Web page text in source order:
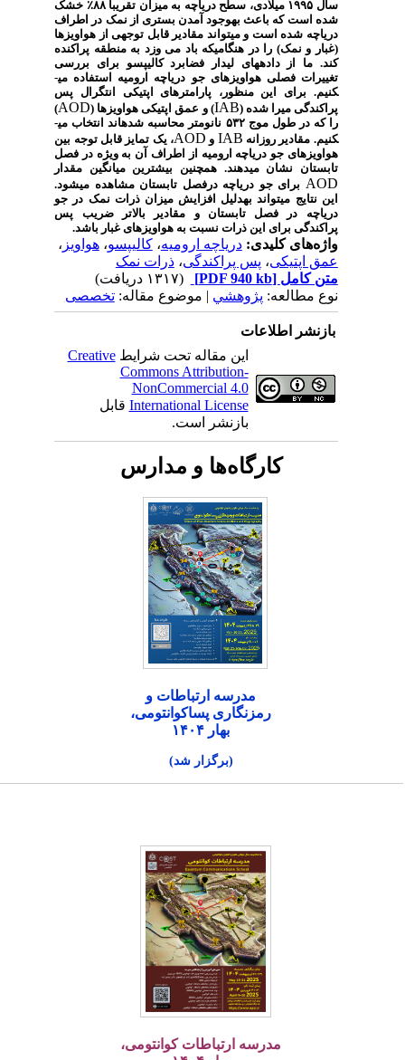
سال ۱۹۹۵ میلادی، سطح دریاچه به میزان تقریبا ۸۸٪ خشک
شده است که باعث به­وجود آمدن بستری از نمک در اطراف
دریاچه شده است و می­تواند مقادیر قابل توجهی از هواویزها
(غبار و نمک) را در هنگامی­که باد می­ وزد به منطقه پراکنده
کند. ما از داده­های لیدار فضابرد کالیپسو برای بررسی
تغییرات فصلی هواویزهای جو دریاچه ارومیه استفاده می­
کنیم. برای این منظور، پارامترهای اپتیکی انتگرال پس
پراکندگی میرا شده (IAB) و عمق اپتیکی هواویزها (AOD
)
را که در طول موج ۵۳۲ نانومتر محاسبه شده­اند انتخاب می­
کنیم. مقادیر روزانهIABو AOD،یک تمایز قابل توجه بین
هواویزهای جو دریاچه ارومیه از اطراف آن به ­ویژه در فصل
تابستان نشان می­دهند. همچنین بیشترین میانگین مقدار
AODبرای جو دریاچه درفصل تابستان مشاهده می­شود.
این نتایج می­تواند به­دلیل افزایش میزان ذرات نمک در جو
دریاچه در فصل تابستان و مقادیر بالاتر ضریب پس
پراکندگی برای این ذرات نسبت به هواویزهای غبار باشد.
واژه‌های کلیدی:دریاچه ارومیه،کالیپسو،هواویز،
عمق اپتیکی،پس پراکندگی،ذرات نمک
متن کامل[PDF 940 kb]
نوع مطالعه:پژوهشي| موضوع مقاله:تخصصی
بازنشر اطلاعات
این مقاله تحت شرایطCreative
Commons Attribution-
NonCommercial 4.0
International Licenseقابل
بازنشر است.
کارگاه‌ها و مدارس
مدرسه ارتباطات و
رمزنگاری پساکوانتومی،
بهار ۱۴۰۴
(برگزار شد)
مدرسه ارتباطات کوانتومی،